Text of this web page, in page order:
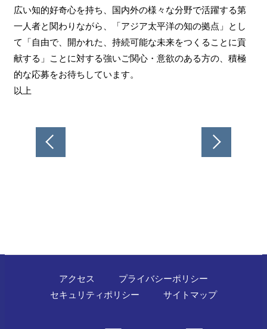
広い知的好奇心を持ち、国内外の様々な分野で活躍する第
一人者と関わりながら、「アジア太平洋の知の拠点」とし
て「自由で、開かれた、持続可能な未来をつくることに貢
献する」ことに対する強いご関心・意欲のある方の、積極
的な応募をお待ちしています。
以上
アクセス
プライバシーポリシー
セキュリティポリシー
サイトマップ